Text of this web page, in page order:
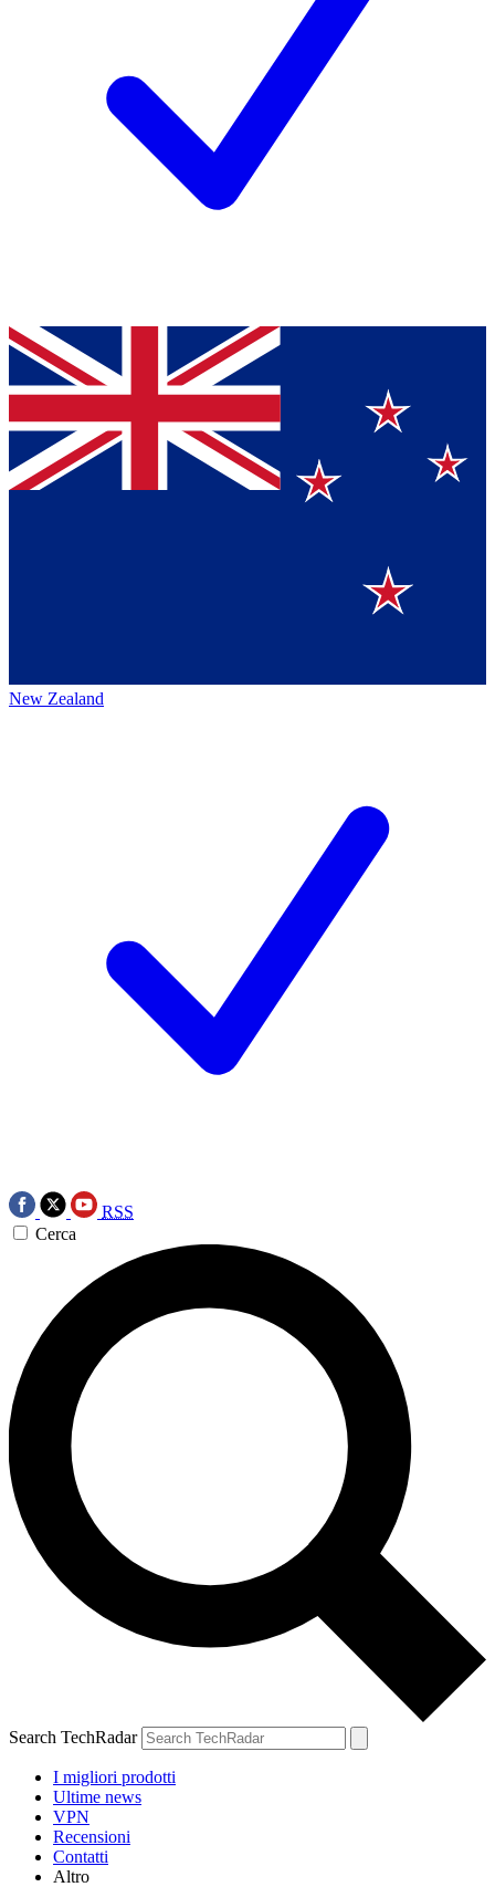
New Zealand
RSS
Cerca
Search TechRadar
I migliori prodotti
Ultime news
VPN
Recensioni
Contatti
Altro